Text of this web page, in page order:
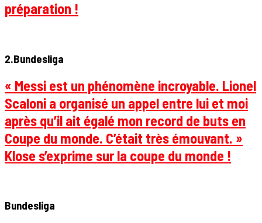
préparation !
2.Bundesliga
« Messi est un phénomène incroyable. Lionel
Scaloni a organisé un appel entre lui et moi
après qu’il ait égalé mon record de buts en
Coupe du monde. C’était très émouvant. »
Klose s’exprime sur la coupe du monde !
Bundesliga